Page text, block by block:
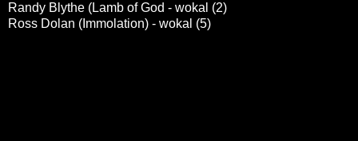
Randy Blythe (Lamb of God - wokal (2)
Ross Dolan (Immolation) - wokal (5)